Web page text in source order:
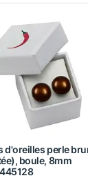
d'oreilles perle
boule, 8mm